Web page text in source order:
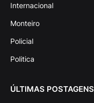
Internacional
Monteiro
Policial
Politica
ÚLTIMAS POSTAGENS